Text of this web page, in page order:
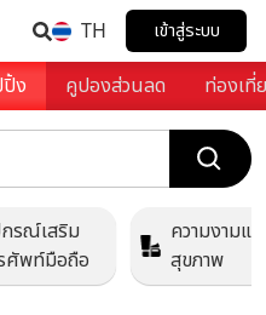
TH เข้าสู่ระบบ
ง คูปองส่วนลด ท่องเที่
รณ์เสริม
ศัพท์มือถือ
ความงามแล
สุขภาพ